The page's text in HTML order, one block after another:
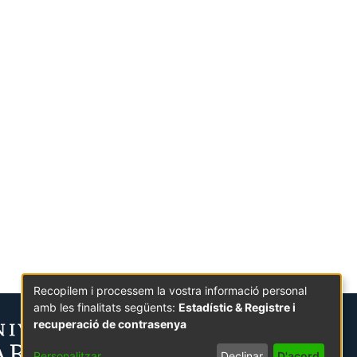
Recopilem i processem la vostra informació personal
amb les finalitats següents: Estadístic & Registre i
recuperació de contrasenya